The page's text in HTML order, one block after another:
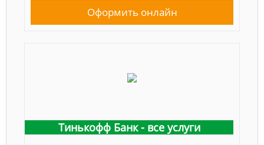
Оформить онлайн
Тинькофф Банк - все услуги